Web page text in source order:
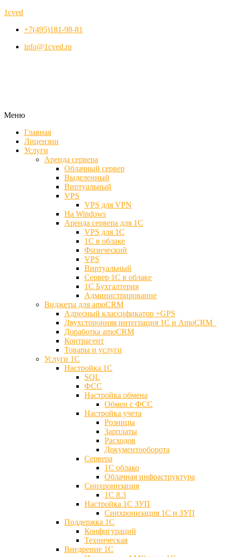
1cved
+7(495)181-98-81
info@1cved.ru
Меню
Главная
Лицензии
Услуги
Аренда сервера
Облачный сервер
Выделенный
Виртуальный
VPS
VPS для VPN
На Windows
Аренда сервера для 1С
VPS для 1С
1С в облаке
Физический
VPS
Виртуальный
Сервер 1С в облаке
1С Бухгалтерия
Администрирование
Виджеты для amoCRM
Адресный классификатор +GPS
Двухсторонняя интеграция 1С и AmoCRM
Доработка amoCRM
Контрагент
Товары и услуги
Услуги 1С
Настройка 1С
SQL
ФСС
Настройка обмена
Обмен с ФСС
Настройка учета
Розницы
Зарплаты
Расходов
Документооборота
Сервера
1С облако
Облачная инфраструктура
Синхронизация
1С 8.3
Настройка 1С ЗУП
Синхронизация 1С и ЗУП
Поддержка 1С
Конфигураций
Техническая
Внедрение 1С